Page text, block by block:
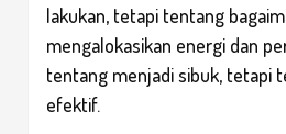
lakukan, tetapi tentang
mengalokasikan energi dan
tentang menjadi sibuk, tetapi
efektif.